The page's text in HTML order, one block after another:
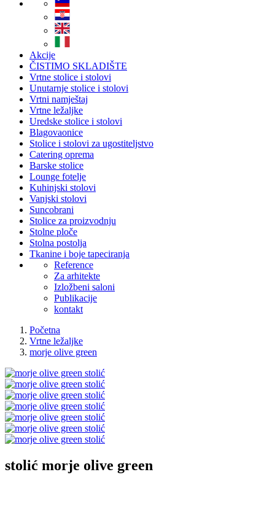
Akcije
ČISTIMO SKLADIŠTE
Vrtne stolice i stolovi
Unutarnje stolice i stolovi
Vrtni namještaj
Vrtne ležaljke
Uredske stolice i stolovi
Blagovaonice
Stolice i stolovi za ugostiteljstvo
Catering oprema
Barske stolice
Lounge fotelje
Kuhinjski stolovi
Vanjski stolovi
Suncobrani
Stolice za proizvodnju
Stolne ploče
Stolna postolja
Tkanine i boje tapeciranja
Reference
Za arhitekte
Izložbeni saloni
Publikacije
kontakt
Početna
Vrtne ležaljke
morje olive green
stolić morje olive green